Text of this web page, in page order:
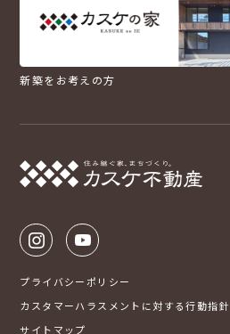
新築をお考えの方
プライバシーポリシー
カスタマーハラスメントに対する行動指針
サイトマップ